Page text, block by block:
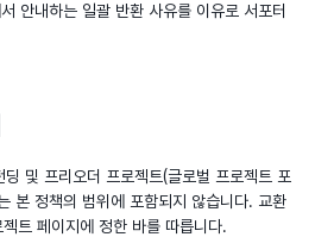
안내하는 일괄 반환 사유를 이유로 서포터
및 프리오더 프로젝트(글로벌 프로젝트 포
본 정책의 범위에 포함되지 않습니다. 교환
트 페이지에 정한 바를 따릅니다.